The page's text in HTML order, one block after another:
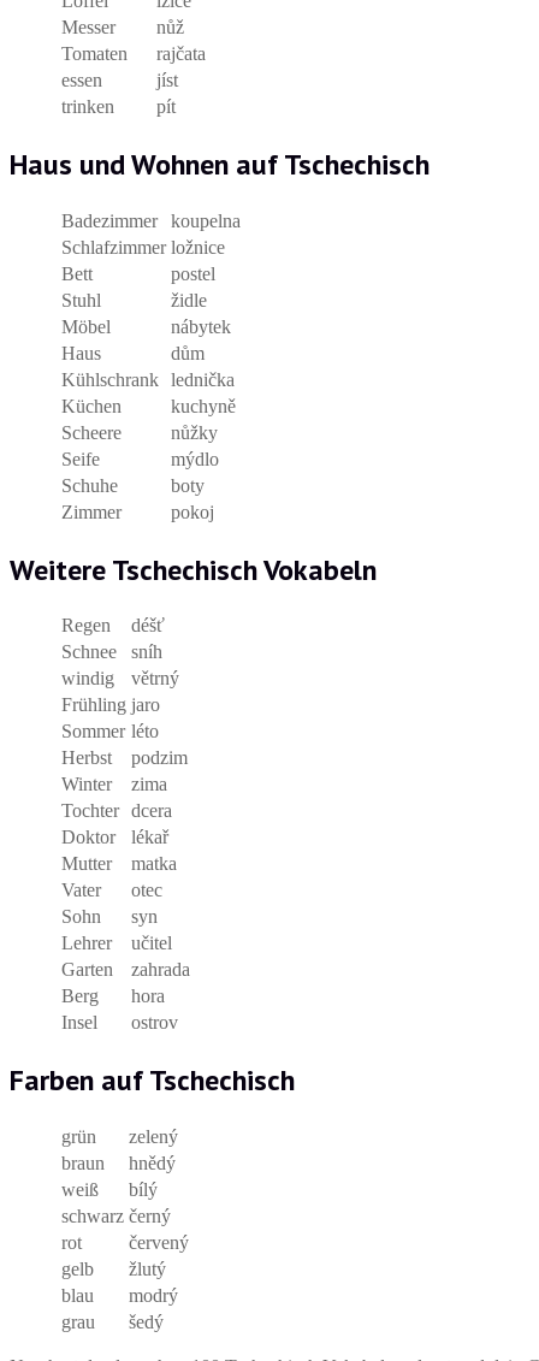
Messer
nůž
Tomaten
rajčata
essen
jíst
trinken
pít
Haus und Wohnen auf Tschechisch
Badezimmer
koupelna
Schlafzimmer ložnice
Bett
postel
Stuhl
židle
Möbel
nábytek
Haus
dům
Kühlschrank lednička
Küchen
kuchyně
Scheere
nůžky
Seife
mýdlo
Schuhe
boty
Zimmer
pokoj
Weitere Tschechisch Vokabeln
Regen
déšť
Schnee
sníh
windig
větrný
Frühling jaro
Sommer léto
Herbst
podzim
Winter
zima
Tochter dcera
Doktor
lékař
Mutter
matka
Vater
otec
Sohn
syn
Lehrer
učitel
Garten
zahrada
Berg
hora
Insel
ostrov
Farben auf Tschechisch
grün
zelený
braun
hnědý
weiß
bílý
schwarz černý
rot
červený
gelb
žlutý
blau
modrý
grau
šedý